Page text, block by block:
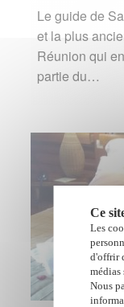
Le guide de
et la plus
Réunion qui
partie du…
Ce
Les
d'offrir
médias
Nous